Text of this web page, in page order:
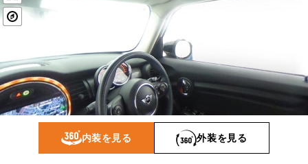
BMW MINI
ボーナス支払回数/年
1回目
2回目以降 12,300 円
ボーナス月追加額 70,000 円
ボーナス月数 内装を見る 外装を見る